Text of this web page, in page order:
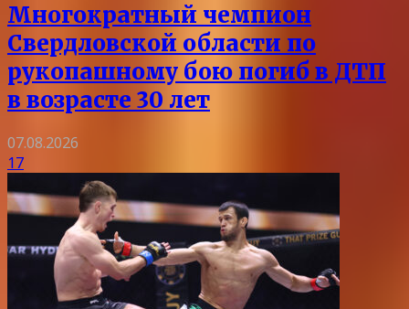
Многократный чемпион
Свердловской области по
рукопашному бою погиб в ДТП
в возрасте 30 лет
07.08.2026
17